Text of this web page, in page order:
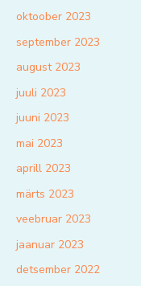
oktoober 2023
september 2023
august 2023
juuli 2023
juuni 2023
mai 2023
aprill 2023
märts 2023
veebruar 2023
jaanuar 2023
detsember 2022